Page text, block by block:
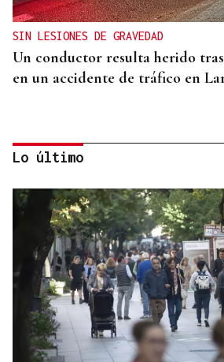
SIN LESIONES DE GRAVEDAD
Un conductor resulta herido
en un accidente de tráfico en
TRES AVISTAMIENTOS EN DOS SEMANAS
El lobo toma Larouco: ¿Por qué
ver tanto en el concello?
Lo último